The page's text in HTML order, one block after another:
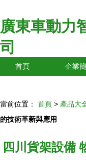
廣東車動力
司
首頁 企業
當前位置： 首頁 > 產品大
的技術革新與應用
四川貨架設備